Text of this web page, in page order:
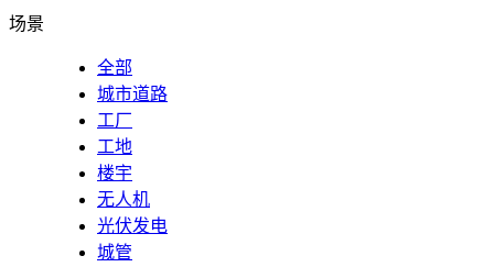
场景
全部
城市道路
工厂
工地
楼宇
无人机
光伏发电
城管